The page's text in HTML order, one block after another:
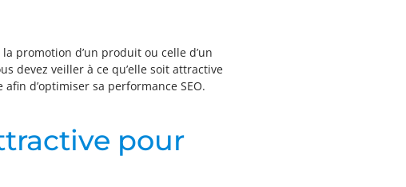
promotion d’un produit ou celle d’un
devez veiller à ce qu’elle soit attractive
d’optimiser sa performance SEO.
pour